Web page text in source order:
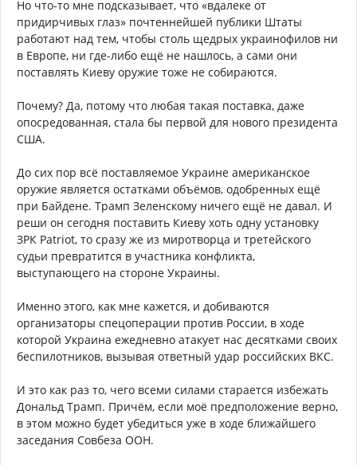
Но что-то мне подсказывает, что «вдалеке от
придирчивых глаз» почтеннейшей публики Штаты
работают над тем, чтобы столь щедрых украинофилов ни
в Европе, ни где-либо ещё не нашлось, а сами они
поставлять Киеву оружие тоже не собираются.
Почему? Да, потому что любая такая поставка, даже
опосредованная, стала бы первой для нового президента
США.
До сих пор всё поставляемое Украине американское
оружие является остатками объёмов, одобренных ещё
при Байдене. Трамп Зеленскому ничего ещё не давал. И
реши он сегодня поставить Киеву хоть одну установку
ЗРК Patriot, то сразу же из миротворца и третейского
судьи превратится в участника конфликта,
выступающего на стороне Украины.
Именно этого, как мне кажется, и добиваются
организаторы спецоперации против России, в ходе
которой Украина ежедневно атакует нас десятками своих
беспилотников, вызывая ответный удар российских ВКС.
И это как раз то, чего всеми силами старается избежать
Дональд Трамп. Причём, если моё предположение верно,
в этом можно будет убедиться уже в ходе ближайшего
заседания Совбеза ООН.